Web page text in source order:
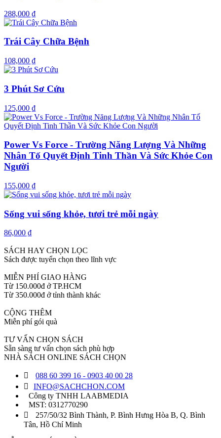
288,000 ₫
Trái Cây Chữa Bệnh
108,000 ₫
3 Phút Sơ Cứu
125,000 ₫
Power Vs Force - Trường Năng Lượng Và Những
Nhân Tố Quyết Định Tinh Thần Và Sức Khỏe Con
Người
155,000 ₫
Sống vui sống khỏe, tươi trẻ mỗi ngày
86,000 ₫
SÁCH HAY CHỌN LỌC
Sách được tuyển chọn theo lĩnh vực
MIỄN PHÍ GIAO HÀNG
Từ 150.000đ ở TP.HCM
Từ 350.000đ ở tỉnh thành khác
CỘNG THÊM
Miễn phí gói quà
TƯ VẤN CHỌN SÁCH
Sẵn sàng tư vấn chọn sách phù hợp
NHÀ SÁCH ONLINE SÁCH CHỌN
088 60 399 16 - 0903 40 00 28
INFO@SACHCHON.COM
Công ty TNHH LAABMEDIA
MST: 0312770290
257/50/32 Bình Thành, P. Bình Hưng Hòa B, Q. Bình
Tân, Hồ Chí Minh